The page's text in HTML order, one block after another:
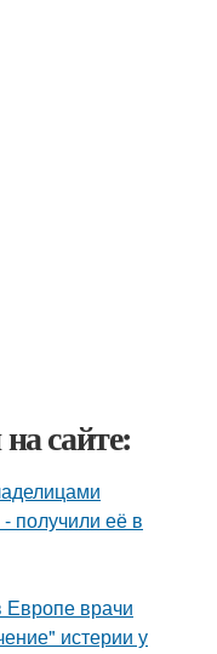
сайте:
получили её в
Европе врачи
истерии у